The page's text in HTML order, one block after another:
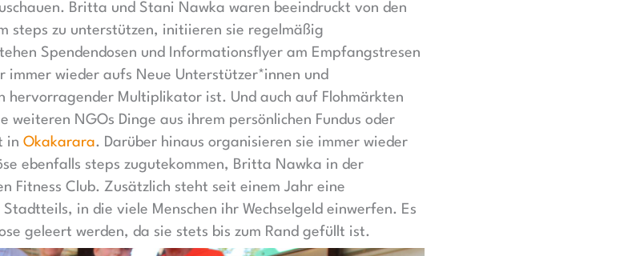
Britta und Stani Nawka waren beeindruckt von den
steps zu unterstützen, initiieren sie regelmäßig
Spendendosen und Informationsflyer am Empfangstresen
wieder aufs Neue Unterstützer*innen und
hervorragender Multiplikator ist. Und auch auf Flohmärkten
weiteren NGOs Dinge aus ihrem persönlichen Fundus oder
in Okakarara. Darüber hinaus organisieren sie immer wieder
ebenfalls steps zugutekommen, Britta Nawka in der
Fitness Club. Zusätzlich steht seit einem Jahr eine
in die viele Menschen ihr Wechselgeld einwerfen. Es
geleert werden, da sie stets bis zum Rand gefüllt ist.